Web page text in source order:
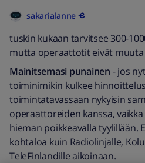
sakarialanne
tuskin kukaan tarvitsee 300-
mutta operaattotit eivät
Mainitsemasi punainen - jos
toiminimikin kulkee
toimintatavassaan nykyisin
operaattoreiden kanssa,
hieman poikkeavalla tyylillään.
kohtaloa kuin Radiolinjalle,
TeleFinlandille aikoinaan.